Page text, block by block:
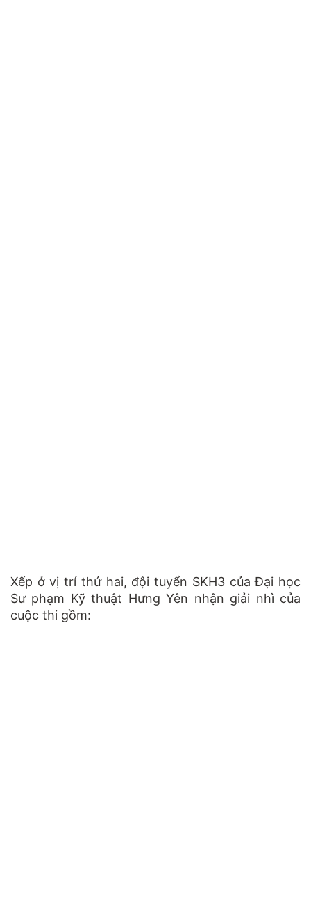
Xếp ở vị trí thứ hai, đội tuyển SKH3 của Đại học
Sư phạm Kỹ thuật Hưng Yên nhận giải nhì của
cuộc thi gồm: